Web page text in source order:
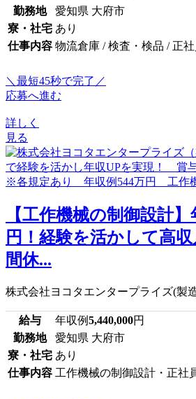
勤務地
愛知県 大府市
寮・社宅 あり
仕事内容 物流倉庫 / 検査・検品 / 正社
＼最短45秒で完了／
応募へ進む
詳しく
見る
【工作機械の制御設計
円！経験を活かして高
間休...
株式会社ヨコタエンタープライズ(製
給与 年収例5,440,000円
勤務地
愛知県 大府市
寮・社宅 あり
仕事内容 工作機械の制御設計・正社